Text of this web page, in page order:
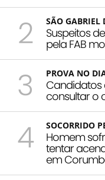
2 SÃO GABRIEL
Suspeitos
pela FAB
3 PROVA NO
Candidatos
consultar o
4 SOCORRIDO
Homem
tentar
em